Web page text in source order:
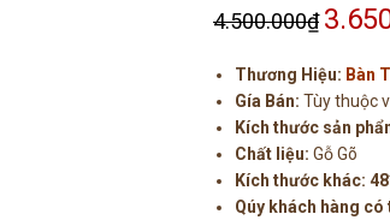
4.500.000₫ Giá
là:
Thương Hiệu: Bàn
Gía Bán: Tùy thuộc
Kích thước sản
Chất liệu: Gỗ Gõ
Kích thước khác:
Qúy khách hàng